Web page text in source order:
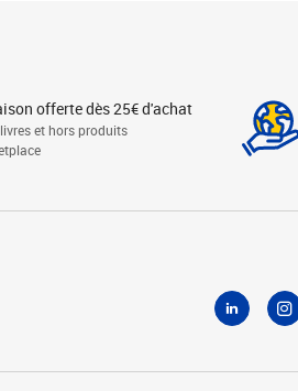
offerte dès 25€ d'achat
et hors produits